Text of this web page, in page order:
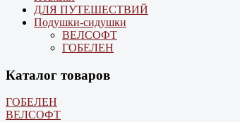
ДЛЯ ПУТЕШЕСТВИЙ
Подушки-сидушки
ВЕЛСОФТ
ГОБЕЛЕН
Каталог товаров
ГОБЕЛЕН
ВЕЛСОФТ